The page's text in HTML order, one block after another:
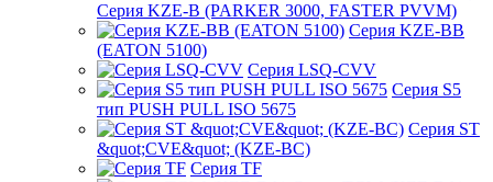
Серия KZE-B (PARKER 3000, FASTER PVVM)
Серия KZE-BB
(EATON 5100)
Серия LSQ-CVV
Серия S5
тип PUSH PULL ISO 5675
Серия ST
&quot;CVE&quot; (KZE-BC)
Серия TF